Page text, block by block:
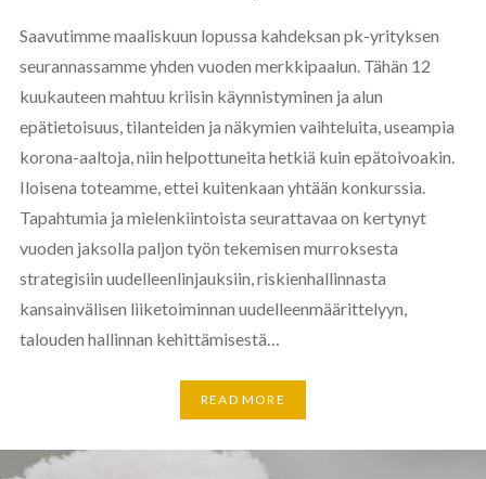
Saavutimme maaliskuun lopussa kahdeksan pk-yrityksen
seurannassamme yhden vuoden merkkipaalun. Tähän 12
kuukauteen mahtuu kriisin käynnistyminen ja alun
epätietoisuus, tilanteiden ja näkymien vaihteluita, useampia
korona-aaltoja, niin helpottuneita hetkiä kuin epätoivoakin.
Iloisena toteamme, ettei kuitenkaan yhtään konkurssia.
Tapahtumia ja mielenkiintoista seurattavaa on kertynyt
vuoden jaksolla paljon työn tekemisen murroksesta
strategisiin uudelleenlinjauksiin, riskienhallinnasta
kansainvälisen liiketoiminnan uudelleenmäärittelyyn,
talouden hallinnan kehittämisestä…
READ MORE